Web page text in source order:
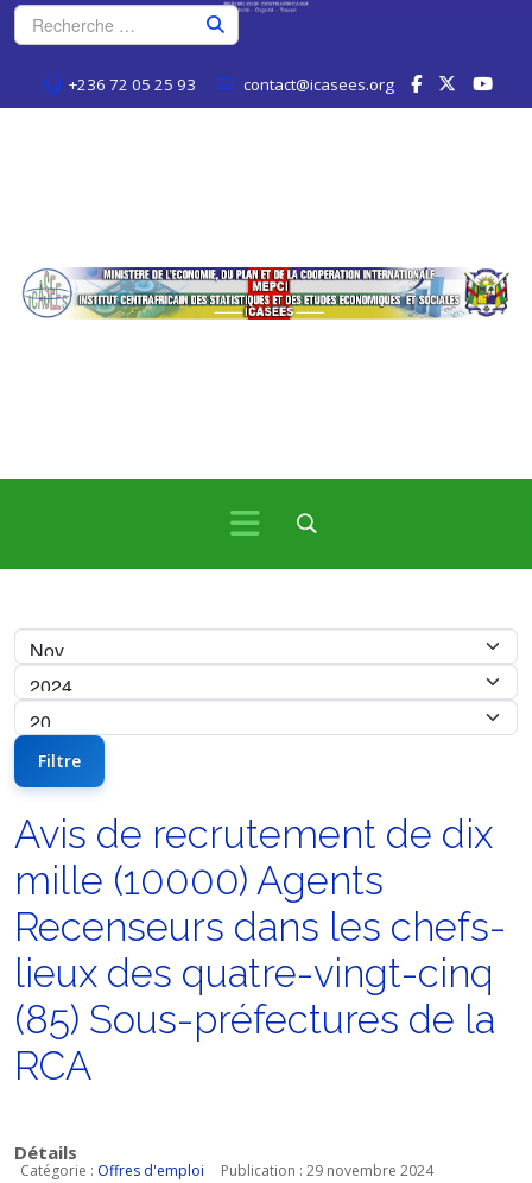
+236 72 05 25 93 contact@icasees.org
Filtre
Avis de recrutement de dix
mille (10000) Agents
Recenseurs dans les chefs-
lieux des quatre-vingt-cinq
(85) Sous-préfectures de la
RCA
Détails
Catégorie : Offres d'emploi
Publication : 29 novembre 2024